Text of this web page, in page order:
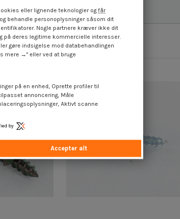
eller lignende teknologier og får
behandle personoplysninger såsom dit
Nogle partnere kræver ikke dit
på deres legitime kommercielle interesser.
gøre indsigelse mod databehandlingen
mere →" eller ved at bruge
på en enhed, Oprette profiler til
annoncering, Måle
Aktivt scanne
by
Accepter alt